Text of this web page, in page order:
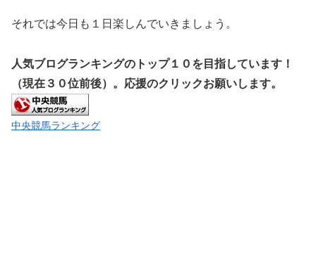
それでは今日も１日楽しんでいきましょう。
人気ブログランキングのトップ１０を目指しています！
（現在３０位前後）。応援のクリックお願いします。
中央競馬ランキング